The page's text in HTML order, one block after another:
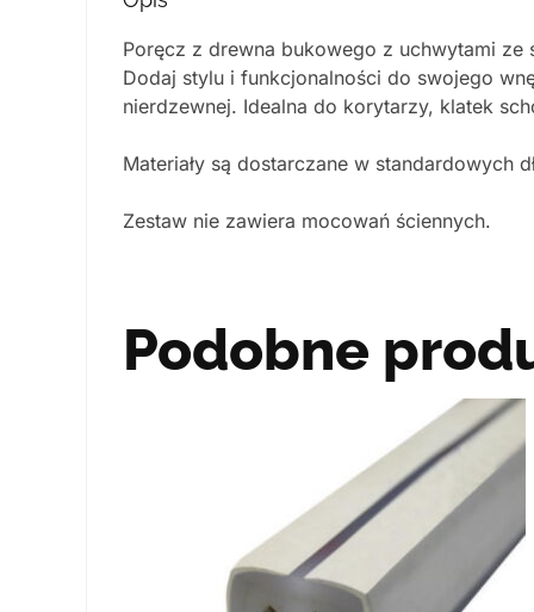
Poręcz z drewna bukowego z uchwytami
Dodaj stylu i funkcjonalności do swojego
nierdzewnej. Idealna do korytarzy, klatek
Materiały są dostarczane w standardowych
Zestaw nie zawiera mocowań ściennych.
Podobne